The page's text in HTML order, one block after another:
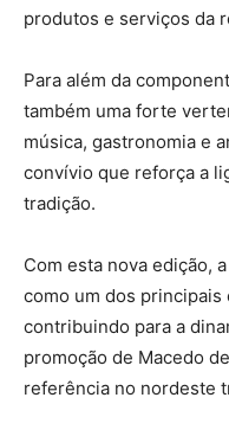
produtos e serviços da
Para além da
também uma forte
música, gastronomia e
convívio que reforça a
tradição.
Com esta nova edição,
como um dos
contribuindo para a
promoção de Macedo
referência no nordeste